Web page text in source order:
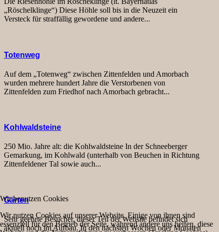
„Röschelklinge“) Diese Höhle soll bis in die Neuzeit ein
Versteck für straffällig gewordene und andere...
Totenweg
Auf dem „Totenweg“ zwischen Zittenfelden und Amorbach
wurden mehrere hundert Jahre die Verstorbenen von
Zittenfelden zum Friedhof nach Amorbach gebracht...
Kohlwaldsteine
250 Mio. Jahre alt: die Kohlwaldsteine In der Schneeberger
Gemarkung, im Kohlwald (unterhalb von Beuchen in Richtung
Zittenfeldener Tal sowie auch...
Gärten
Sehr geehrte Besucher, dieser Teil der Website befindet sich
aktuell noch im Aufbau. In den nächsten Wochen oder Monaten
Wir benutzen Cookies
Wir nutzen Cookies auf unserer Website. Einige von ihnen sind
essenziell für den Betrieb der Seite, während andere uns helfen, diese